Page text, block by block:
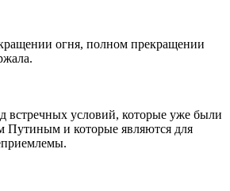
огня, полном прекращении
встречных условий, которые уже были
Путиным и которые являются для